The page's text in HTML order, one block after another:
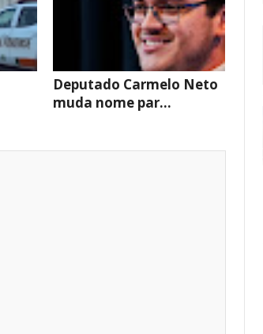
Deputado Carmelo Neto
muda nome par...